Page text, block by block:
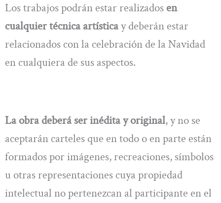
Los trabajos podrán estar realizados en
cualquier técnica artísticay deberán estar
relacionados con la celebración de la Navidad
en cualquiera de sus aspectos.
La obra deberá ser inédita y original, y no se
aceptarán carteles que en todo o en parte están
formados por imágenes, recreaciones, símbolos
u otras representaciones cuya propiedad
intelectual no pertenezcan al participante en el